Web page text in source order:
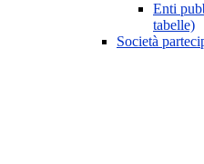
Enti
tabelle)
Società